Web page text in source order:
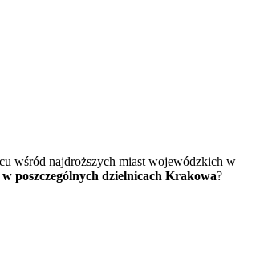
wśród najdroższych miast wojewódzkich w
poszczególnych dzielnicach Krakowa?